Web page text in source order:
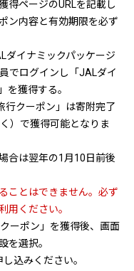
得ページのURLを記載し
ン内容と有効期限を必ず
ダイナミックパッケージ
でログインし「JALダイ
を獲得する。
クーポン」は寄附完了
）で獲得可能となりま
合は翌年の1月10日前後
ことはできません。必ず
用ください。
ーポン」を獲得後、画面
を選択。
込みください。